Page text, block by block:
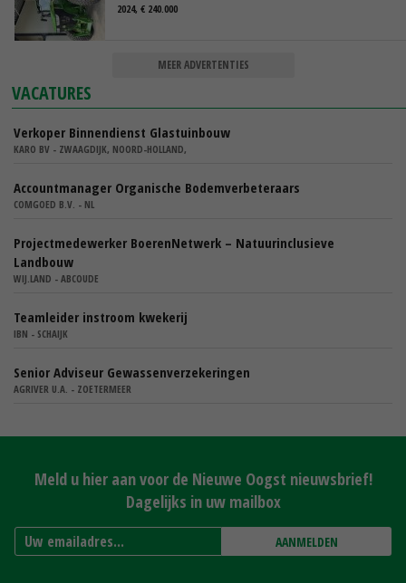
2024, € 240.000
MEER ADVERTENTIES
VACATURES
Verkoper Binnendienst Glastuinbouw
KARO BV - ZWAAGDIJK, NOORD-HOLLAND,
Accountmanager Organische Bodemverbeteraars
COMGOED B.V. - NL
Projectmedewerker BoerenNetwerk – Natuurinclusieve
Landbouw
WIJ.LAND - ABCOUDE
Teamleider instroom kwekerij
IBN - SCHAIJK
Senior Adviseur Gewassenverzekeringen
AGRIVER U.A. - ZOETERMEER
Meld u hier aan voor de Nieuwe Oogst nieuwsbrief!
Dagelijks in uw mailbox
AANMELDEN